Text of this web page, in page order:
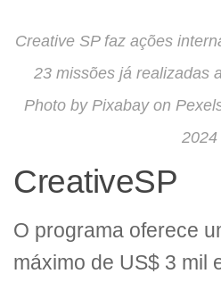
Creative SP faz ações
23 missões já realizadas
Photo by Pixabay on
2024
CreativeSP
O programa oferece
máximo de US$ 3 mil